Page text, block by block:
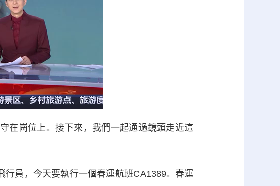
在崗位上。接下來，我們一起通過鏡頭走近這
行員，今天要執行一個春運航班CA1389。春運